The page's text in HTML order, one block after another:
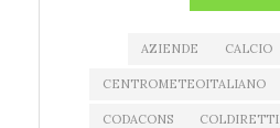
AZIENDE CALCIO
CENTROMETEOITALIANO
CODACONS COLDIRETTI